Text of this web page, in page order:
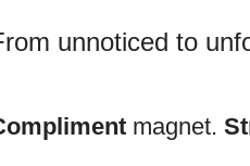
unnoticed to
magnet.